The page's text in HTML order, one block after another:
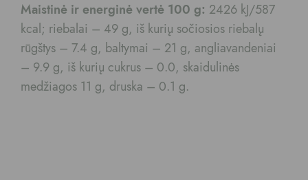
Maistinė ir energinė vertė 100 g: 2426 kJ/587
kcal; riebalai – 49 g, iš kurių sočiosios riebalų
rūgštys – 7.4 g, baltymai – 21 g, angliavandeniai
– 9.9 g, iš kurių cukrus – 0.0, skaidulinės
medžiagos 11 g, druska – 0.1 g.